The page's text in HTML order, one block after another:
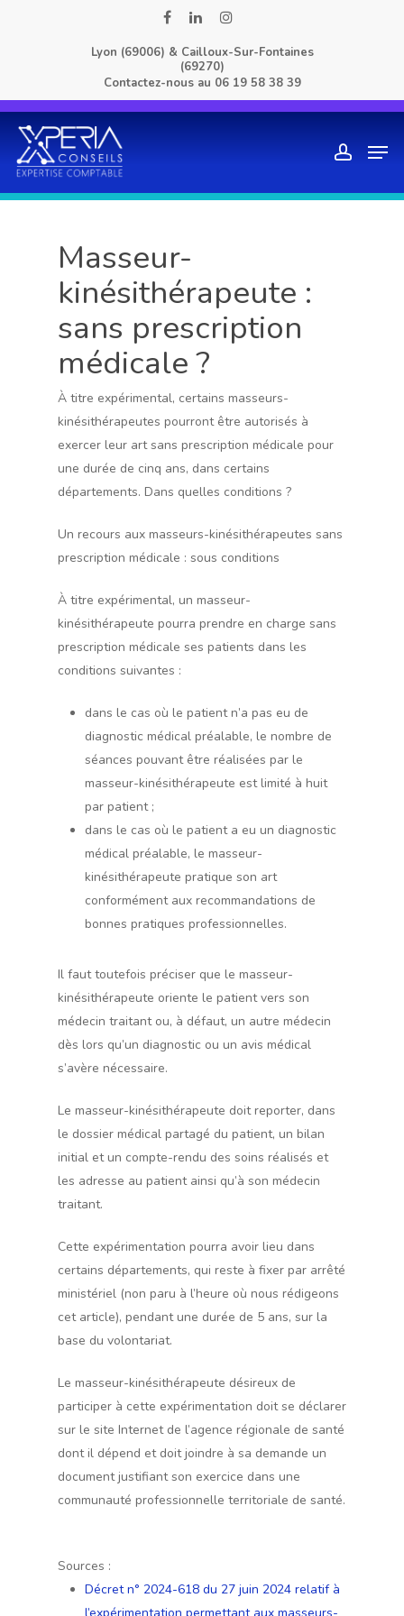
facebooklinkedininstagram
Lyon (69006) & Cailloux-Sur-Fontaines
(69270)
Contactez-nous au 06 19 58 38 39
Masseur-
kinésithérapeute :
sans prescription
médicale ?
À titre expérimental, certains masseurs-
kinésithérapeutes pourront être autorisés à
exercer leur art sans prescription médicale pour
une durée de cinq ans, dans certains
départements. Dans quelles conditions ?
Un recours aux masseurs-kinésithérapeutes sans
prescription médicale : sous conditions
À titre expérimental, un masseur-
kinésithérapeute pourra prendre en charge sans
prescription médicale ses patients dans les
conditions suivantes :
dans le cas où le patient n’a pas eu de
diagnostic médical préalable, le nombre de
séances pouvant être réalisées par le
masseur-kinésithérapeute est limité à huit
par patient ;
dans le cas où le patient a eu un diagnostic
médical préalable, le masseur-
kinésithérapeute pratique son art
conformément aux recommandations de
bonnes pratiques professionnelles.
Il faut toutefois préciser que le masseur-
kinésithérapeute oriente le patient vers son
médecin traitant ou, à défaut, un autre médecin
dès lors qu’un diagnostic ou un avis médical
s’avère nécessaire.
Le masseur-kinésithérapeute doit reporter, dans
le dossier médical partagé du patient, un bilan
initial et un compte-rendu des soins réalisés et
les adresse au patient ainsi qu’à son médecin
traitant.
Cette expérimentation pourra avoir lieu dans
certains départements, qui reste à fixer par arrêté
ministériel (non paru à l’heure où nous rédigeons
cet article), pendant une durée de 5 ans, sur la
base du volontariat.
Le masseur-kinésithérapeute désireux de
participer à cette expérimentation doit se déclarer
sur le site Internet de l’agence régionale de santé
dont il dépend et doit joindre à sa demande un
document justifiant son exercice dans une
communauté professionnelle territoriale de santé.
Sources :
Décret n° 2024-618 du 27 juin 2024 relatif à